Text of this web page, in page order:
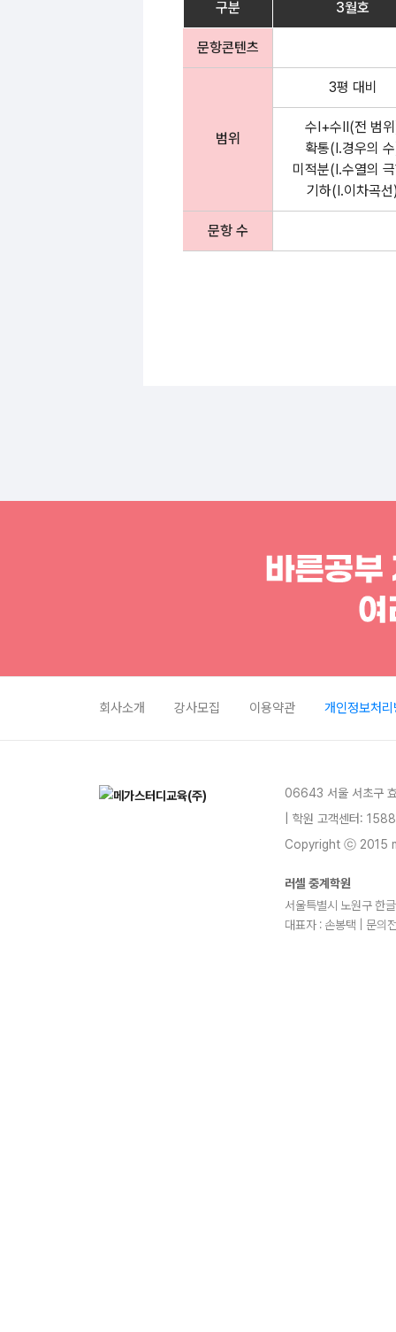
구분 3월호
문항콘텐츠
범위
3평 대비
수Ⅰ+수Ⅱ(전 범
확통(Ⅰ.경우의
미적분(Ⅰ.수열의
기하(Ⅰ.이차곡
문항 수
회사소개 강사모집 이용약관 개인정보처
06643 서울 서초구
| 학원 고객센터:
Copyright ⓒ 2015
러셀 중계학원
서울특별시 노원구 한
대표자 : 손봉택 | 문